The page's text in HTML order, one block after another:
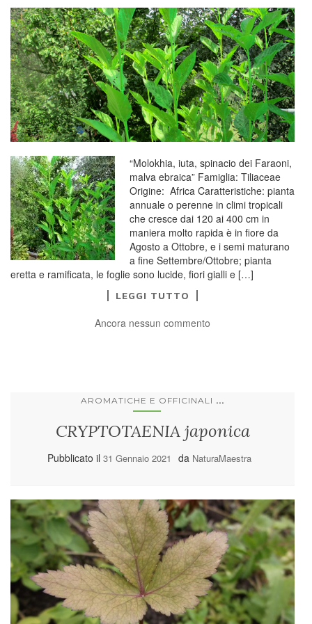
“Molokhia, iuta, spinacio dei Faraoni,
malva ebraica” Famiglia: Tiliaceae
Origine: Africa Caratteristiche: pianta
annuale o perenne in climi tropicali
che cresce dai 120 ai 400 cm in
maniera molto rapida è in fiore da
Agosto a Ottobre, e i semi maturano
a fine Settembre/Ottobre; pianta
eretta e ramificata, le foglie sono lucide, fiori gialli e […]
LEGGI TUTTO
Ancora nessun commento
AROMATICHE E OFFICINALI ...
CRYPTOTAENIA japonica
Pubblicato il 31 Gennaio 2021 da NaturaMaestra